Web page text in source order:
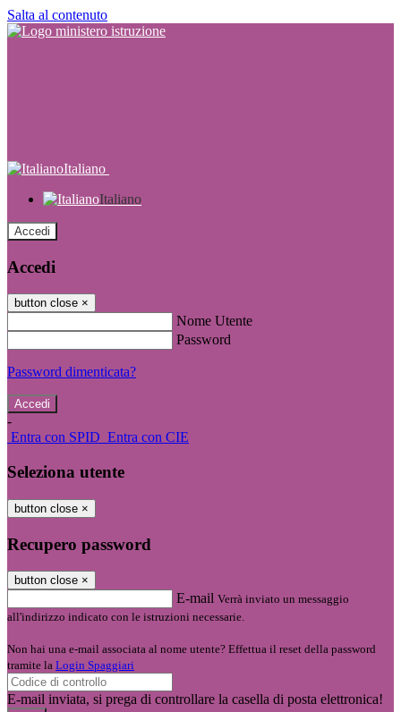
Salta al contenuto
Italiano
Italiano
Accedi
Accedi
button close ×
Nome Utente
Password
Password dimenticata?
-
Entra con SPID Entra con CIE
Seleziona utente
button close ×
Recupero password
button close ×
E-mail Verrà inviato un messaggio
all'indirizzo indicato con le istruzioni necessarie.
Non hai una e-mail associata al nome utente? Effettua il reset della password
tramite la Login Spaggiari
E-mail inviata, si prega di controllare la casella di posta elettronica!